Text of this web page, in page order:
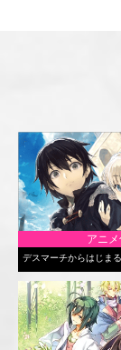
アニメ
デスマーチからはじま